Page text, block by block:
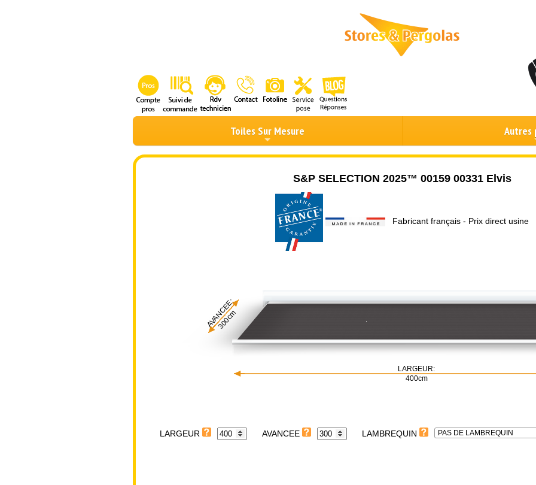
Toiles Sur Mesure Autres
S&P SELECTION 2025™ 00159 00331 Elvis
Fabricant français - Prix direct usine
LARGEUR:
400cm
AVANCEE:
300cm
LARGEUR LAMBREQUIN PAS DE LAMBREQUIN